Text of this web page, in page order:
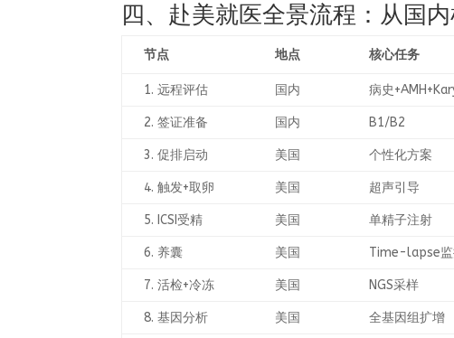
四、赴美就医全景流程：从国
节点 地点 核心任务
1. 远程评估 国内 病史
2. 签证准备 国内 B1/B2
3. 促排启动 美国 个性化方案
4. 触发+取卵 美国 超声引导
5. ICSI受精 美国 单精子注射
6. 养囊 美国 Time-lapse
7. 活检+冷冻 美国 NGS采样
8. 基因分析 美国 全基因组扩增